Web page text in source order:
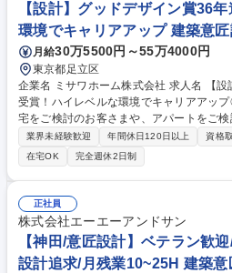
【設計】グッドデザイン賞36
環境でキャリアアップ 建築意
月給30万5500円～55万4000円
東京都足立区
企業名 ミサワホーム株式会社 求人名 【設計】グッドデザイン賞36年連続
受賞！ハイレベルな環境でキャリアアップ◎ 仕事の内容 新築の戸建
宅をご検討のお客さまや、アパートをご
し、設計のプロとしてデザイン性の高い
プランニング・ご提案をお任せします。 ■営業設計：契約前のお客様に対
しヒアリングを実施、具体的な間取りや
ームが誇る優れたデザインをアピールし
落とし込むことでご契約へと導く重要な役
約に至った図面を、建築士の専門的な視点
詳細化します。図面作成、積算、協力会
など、多岐にわたる業務を行います。 募集職種 【設計】グッドデザイン
賞36年連続受賞！ハイレベルな環境でキ
業界未経験歓迎 年間休日120日以上 資格
在宅OK
完全週休2日制
正社員
株式会社エーエーアンドサン
【神田/意匠設計】ベテラン歓
設計追求/月残業10~25H 建築意